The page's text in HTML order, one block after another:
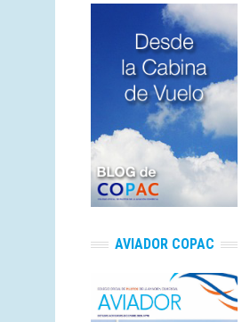
AVIADOR COPAC